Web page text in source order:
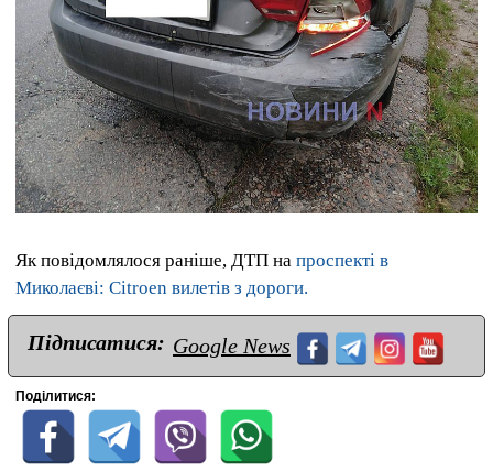
Як повідомлялося раніше, ДТП на проспекті в
Миколаєві: Citroen вилетів з дороги.
Підписатися: Google News
Поділитися: